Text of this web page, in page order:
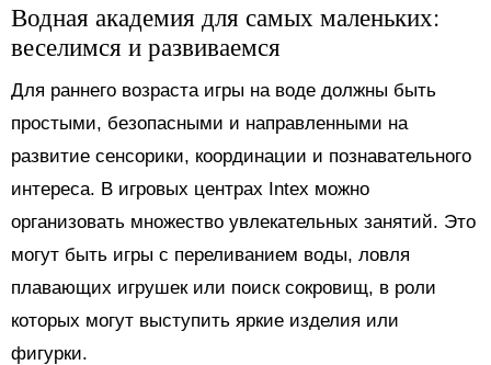
Водная академия для самых маленьких:
веселимся и развиваемся
Для раннего возраста игры на воде должны быть
простыми, безопасными и направленными на
развитие сенсорики, координации и познавательного
интереса. В игровых центрах Intex можно
организовать множество увлекательных занятий. Это
могут быть игры с переливанием воды, ловля
плавающих игрушек или поиск сокровищ, в роли
которых могут выступить яркие изделия или
фигурки.